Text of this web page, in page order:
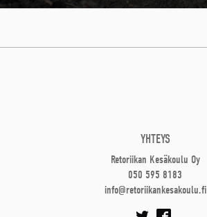
YHTEYS
Retoriikan Kesäkoulu Oy
050 595 8183
info@retoriikankesakoulu.fi